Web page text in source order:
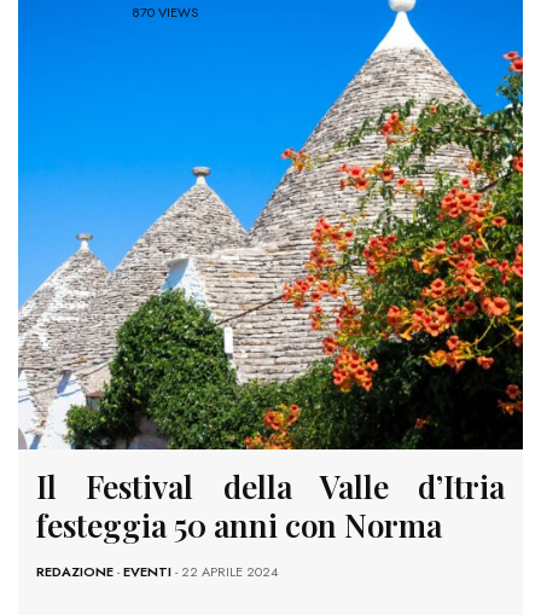
870 VIEWS
Il Festival della Valle d’Itria
festeggia 50 anni con Norma
REDAZIONE-EVENTI- 22 APRILE 2024